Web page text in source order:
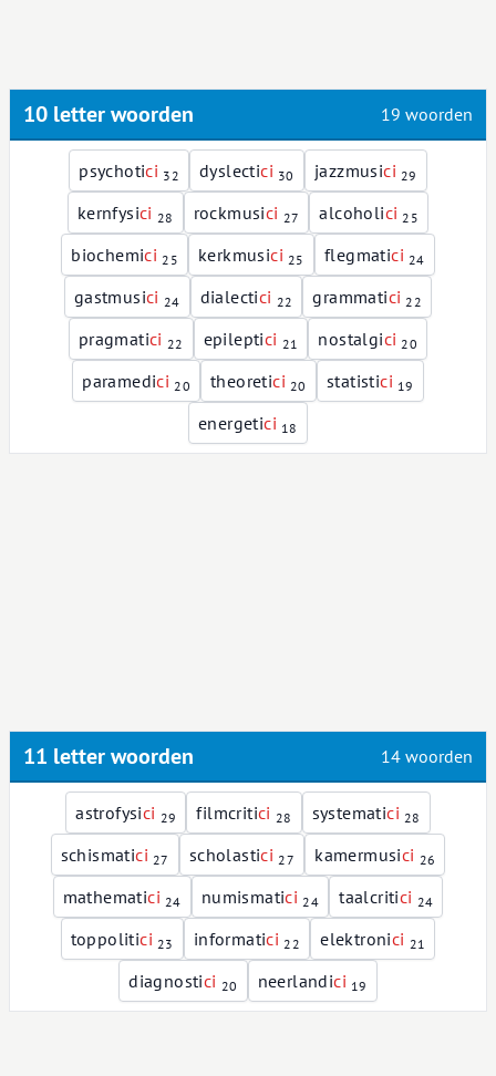
10 letter woorden 19 woorden
psychotici 32 dyslectici 30 jazzmusici 29
kernfysici 28 rockmusici 27 alcoholici 25
biochemici 25 kerkmusici 25 flegmatici 24
gastmusici 24 dialectici 22 grammatici 22
pragmatici 22 epileptici 21 nostalgici 20
paramedici 20 theoretici 20 statistici 19
energetici 18
11 letter woorden 14 woorden
astrofysici 29 filmcritici 28 systematici 28
schismatici 27 scholastici 27 kamermusici 26
mathematici 24 numismatici 24 taalcritici 24
toppolitici 23 informatici 22 elektronici 21
diagnostici 20 neerlandici 19